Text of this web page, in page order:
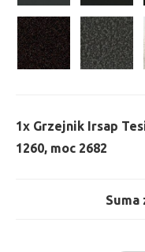
1x Grzejnik Irsap
1260, moc 2682
Suma